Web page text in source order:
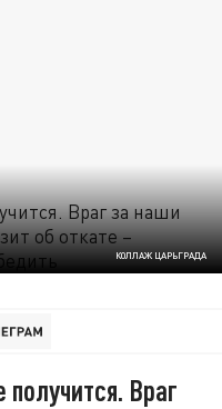
КОЛЛАЖ ЦАРЬГРАДА
Враг